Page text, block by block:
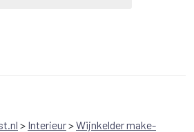
> Interieur>Wijnkelder make-